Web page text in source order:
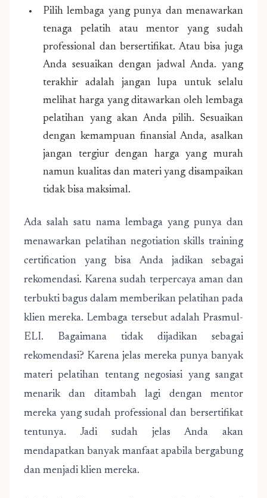
Pilih lembaga yang punya dan menawarkan
tenaga pelatih atau mentor yang sudah
professional dan bersertifikat. Atau bisa juga
Anda sesuaikan dengan jadwal Anda. yang
terakhir adalah jangan lupa untuk selalu
melihat harga yang ditawarkan oleh lembaga
pelatihan yang akan Anda pilih. Sesuaikan
dengan kemampuan finansial Anda, asalkan
jangan tergiur dengan harga yang murah
namun kualitas dan materi yang disampaikan
tidak bisa maksimal.
Ada salah satu nama lembaga yang punya dan
menawarkan pelatihan negotiation skills training
certification yang bisa Anda jadikan sebagai
rekomendasi. Karena sudah terpercaya aman dan
terbukti bagus dalam memberikan pelatihan pada
klien mereka. Lembaga tersebut adalah Prasmul-
ELI. Bagaimana tidak dijadikan sebagai
rekomendasi? Karena jelas mereka punya banyak
materi pelatihan tentang negosiasi yang sangat
menarik dan ditambah lagi dengan mentor
mereka yang sudah professional dan bersertifikat
tentunya. Jadi sudah jelas Anda akan
mendapatkan banyak manfaat apabila bergabung
dan menjadi klien mereka.